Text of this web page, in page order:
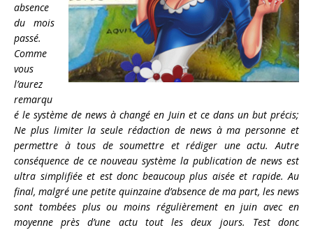
absence
du mois
passé.
Comme
vous
l’aurez
remarqu
é le système de news à changé en Juin et ce dans un but précis;
Ne plus limiter la seule rédaction de news à ma personne et
permettre à tous de soumettre et rédiger une actu. Autre
conséquence de ce nouveau système la publication de news est
ultra simplifiée et est donc beaucoup plus aisée et rapide. Au
final, malgré une petite quinzaine d’absence de ma part, les news
sont tombées plus ou moins régulièrement en juin avec en
moyenne près d’une actu tout les deux jours. Test donc